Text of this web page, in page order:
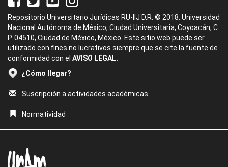
Repositorio Universitario Jurídicas RU-IIJ D.R. © 2018. Universidad
Nacional Autónoma de México, Ciudad Universitaria, Coyoacán, C.
P. 04510, Ciudad de México, México. Este sitio web puede ser
utilizado con fines no lucrativos siempre que se cite la fuente de
conformidad con el AVISO LEGAL.
¿Cómo llegar?
Suscripción a actividades académicas
Normatividad